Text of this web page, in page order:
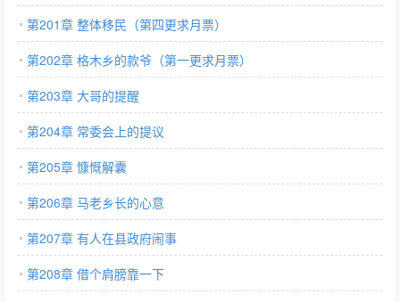
第201章 整体移民（第四更求月票）
第202章 格木乡的款爷（第一更求月票）
第203章 大哥的提醒
第204章 常委会上的提议
第205章 慷慨解囊
第206章 马老乡长的心意
第207章 有人在县政府闹事
第208章 借个肩膀靠一下